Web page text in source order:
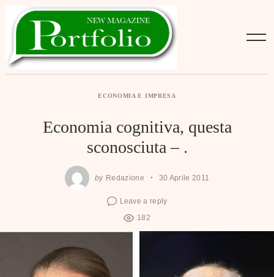
ECONOMIA E IMPRESA
Economia cognitiva, questa
sconosciuta – .
by Redazione 30 Aprile 2011
Leave a reply
182